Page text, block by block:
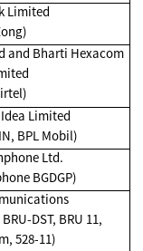
Limited
and Bharti Hexacom
Limited
BPL Mobil)
Ltd.
BGDGP)
DST, BRU 11,
528-11)